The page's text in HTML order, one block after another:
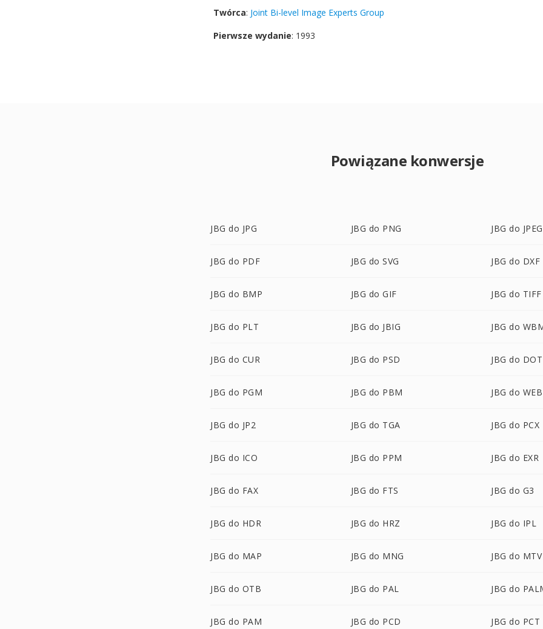
Twórca: Joint Bi-level Image Experts Group
Pierwsze wydanie: 1993
Powiązane konwersje
JBG do JPG JBG do PNG JBG do JPEG
JBG do PDF JBG do SVG JBG do DXF
JBG do BMP JBG do GIF JBG do TIFF
JBG do PLT JBG do JBIG JBG do
JBG do CUR JBG do PSD JBG do DOT
JBG do PGM JBG do PBM JBG do
JBG do JP2 JBG do TGA JBG do PCX
JBG do ICO JBG do PPM JBG do EXR
JBG do FAX JBG do FTS JBG do G3
JBG do HDR JBG do HRZ JBG do IPL
JBG do MAP JBG do MNG JBG do MTV
JBG do OTB JBG do PAL JBG do
JBG do PAM JBG do PCD JBG do PCT